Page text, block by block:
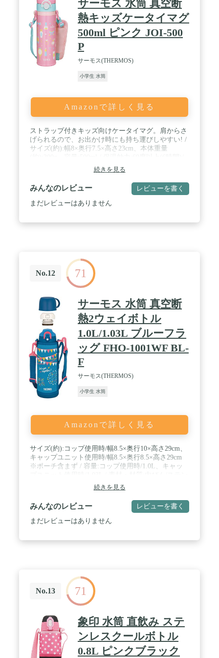
サーモス 水筒 真空断
熱キッズケータイマグ
500ml ピンク JOI-500
P
サーモス(THERMOS)
小学生 水筒
Amazonで詳しく見る
ストラップ付きキッズ向けケータイマグ。肩からさ
げられるので、お出かけ時にも持ち運びしやすい! /
サイズ(約):幅8×奥行7.5×高さ23cm、本体重量
保冷効力:10度以下(6時間) / 原産国:中国 / 素材・材
質:内びん/ステンレス鋼、胴部/ステンレス鋼(アクリ
ル樹脂塗装)、フタ・せん本体・飲み口/ポリプロピ
レン、フタパッキン・せんパッキン/シリコーンゴム
続きを見る
みんなのレビュー レビューを書く
まだレビューはありません
No.12 71
サーモス 水筒 真空断
熱2ウェイボトル
1.0L/1.03L ブルーフラ
ッグ FHO-1001WF BL-
F
サーモス(THERMOS)
小学生 水筒
Amazonで詳しく見る
サイズ(約):コップ使用時/幅8.5×奥行10×高さ29cm、
キャップユニット使用時/幅8.5×奥行8.5×高さ29cm
※ポーチ含まず / 容量:コップ使用時/1.0L、キャッ
レス鋼、胴部/ステンレス鋼（アクリル樹脂塗装）/
コップ/ポリプロピレン、中せん/ポリプロピレン、
フタ・キャップ本体/ポリプロピレン、フタパッキン
（中せん）/シリコーン、フタパッキン（キャップユ
ニット）/シリコーン、せんパッキン/シリコーン、
続きを見る
みんなのレビュー レビューを書く
まだレビューはありません
No.13 71
象印 水筒 直飲み ステ
ンレスクールボトル
0.8L ピンクブラック